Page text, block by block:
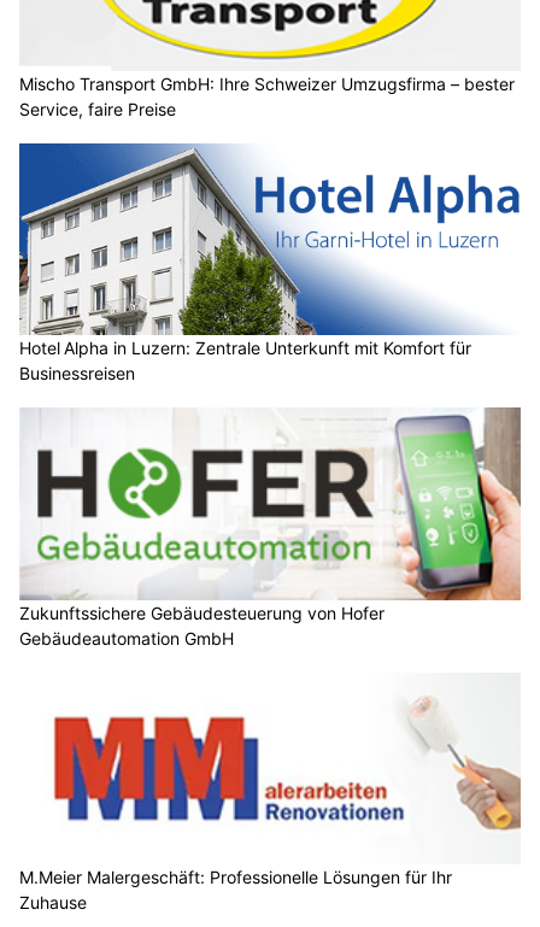
Mischo Transport GmbH: Ihre Schweizer Umzugsfirma – bester
Service, faire Preise
Hotel Alpha in Luzern: Zentrale Unterkunft mit Komfort für
Businessreisen
Zukunftssichere Gebäudesteuerung von Hofer
Gebäudeautomation GmbH
M.Meier Malergeschäft: Professionelle Lösungen für Ihr
Zuhause